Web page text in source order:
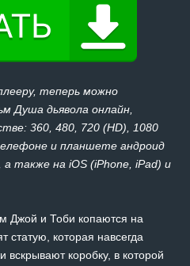
теперь можно
Душа дьявола онлайн,
360, 480, 720 (HD), 1080
и планшете андроид
а также на iOS (iPhone, iPad) и
Джой и Тоби копаются на
статую, которая навсегда
вскрывают коробку, в которой